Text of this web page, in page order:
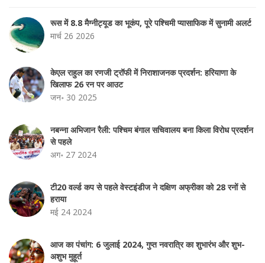
रूस में 8.8 मैग्नीट्यूड का भूकंप, पूरे पश्चिमी प्यासाफिक में सुनामी अलर्ट
मार्च 26 2026
केएल राहुल का रणजी ट्रॉफी में निराशाजनक प्रदर्शन: हरियाणा के
खिलाफ 26 रन पर आउट
जन॰ 30 2025
नबन्ना अभिजान रैली: पश्चिम बंगाल सचिवालय बना किला विरोध प्रदर्शन
से पहले
अग॰ 27 2024
टी20 वर्ल्ड कप से पहले वेस्टइंडीज ने दक्षिण अफ्रीका को 28 रनों से
हराया
मई 24 2024
आज का पंचांग: 6 जुलाई 2024, गुप्त नवरात्रि का शुभारंभ और शुभ-
अशुभ मुहूर्त